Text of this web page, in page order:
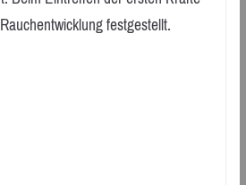
festgestellt.